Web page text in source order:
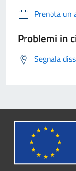
Prenota un
Problemi in
Segnala